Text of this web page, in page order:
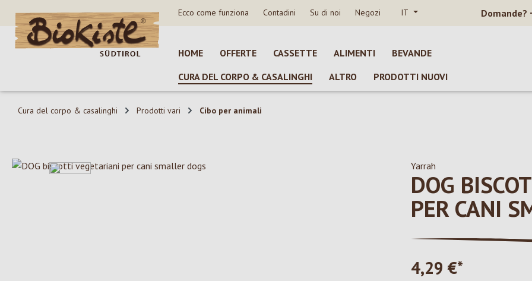
al contenuto principale
Salta alla ricerca
Passa alla navigazione principale Ecco come funziona Contadini Su di noi Negozi IT Domande?
HOME OFFERTE CASSETTE ALIMENTI
BEVANDE
CURA DEL CORPO & CASALINGHI
ALTRO PRODOTTI NUOVI
Cura del corpo & casalinghi Prodotti vari Cibo per animali
Salta la galleria di immagini Yarrah
DOG
PER CANI
4,29 €*